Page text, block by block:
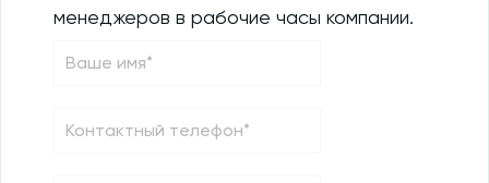
менеджеров в рабочие часы компании.